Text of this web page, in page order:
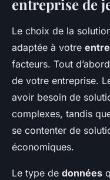
entreprise de
Le choix de la
adaptée à votre
facteurs. Tout
de votre entreprise.
avoir besoin de
complexes, tandis
se contenter de
économiques.
Le type de données